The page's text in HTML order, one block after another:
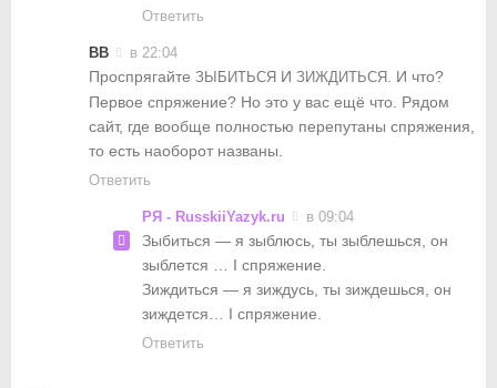
Ответить
ВВ в 22:04
Проспрягайте ЗЫБИТЬСЯ И ЗИЖДИТЬСЯ
. И что?
Первое спряжение? Но это у вас ещё что. Рядом
сайт, где вообще полностью перепутаны спряжения,
то есть наоборот названы.
Ответить
РЯ - RusskiiYazyk.ru в 09:04
Зыбиться — я зыблюсь, ты зыблешься, он
зыблется … I спряжение.
Зиждиться — я зиждусь, ты зиждешься, он
зиждется… I спряжение.
Ответить